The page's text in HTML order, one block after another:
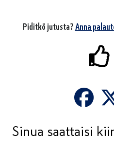
Piditkö jutusta?Anna
Sinua saattaisi